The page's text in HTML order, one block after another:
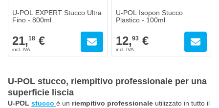
U-POL EXPERT Stucco Ultra
Fino - 800ml
21,18 €
U-POL Isopon Stucco
Plastico - 100ml
12,93 €
U-POL stucco, riempitivo professionale per una
superficie liscia
U-POL stucco è un riempitivo professionale utilizzato in tutto il